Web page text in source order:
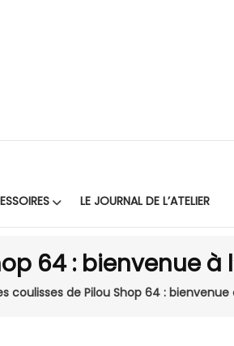
LE JOURNAL DE L’ATELIER
64 : bienvenue à
coulisses de Pilou Shop 64 :